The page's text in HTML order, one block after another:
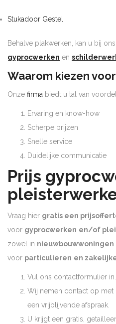
Stukadoor Gestel
Behalve plakwerken, kan u bij
gyprocwerken en
Waarom kiezen
Onze firma biedt u tal van
Ervaring en know-how
Scherpe prijzen
Snelle service
Duidelijke communicatie
Prijs
Vraag hier gratis een
voor gyprocwerken en/of
zowel in nieuwbouwwoningen
voor particulieren en
Vul ons contactformulier in.
Wij nemen contact op met
een vrijblijvende afspraak.
U krijgt een gratis,